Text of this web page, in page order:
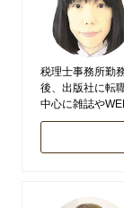
税理士事務所勤
後、出版社に転
中心に雑誌や